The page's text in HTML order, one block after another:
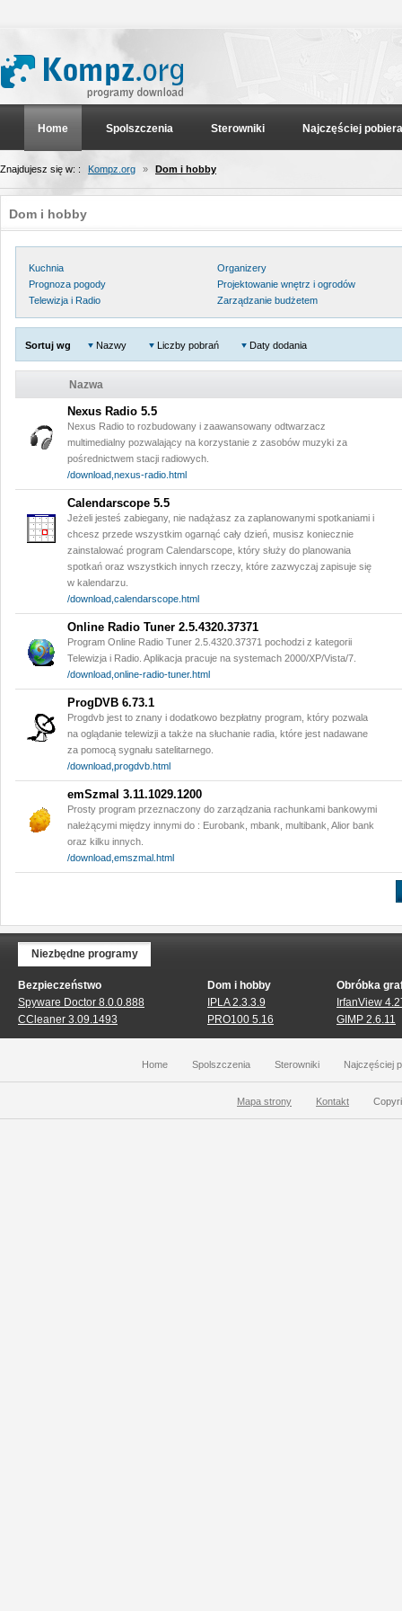
Home Spolszczenia Sterowniki Najczęściej
Znajdujesz się w: : Kompz.org » Dom i hobby
Dom i hobby
Kuchnia
Organizery
Prognoza pogody
Projektowanie wnętrz i ogrodów
Telewizja i Radio
Zarządzanie budżetem
Sortuj wg Nazwy Liczby pobrań Daty dodania
Nazwa
Nexus Radio 5.5
Nexus Radio to rozbudowany i zaawansowany odtwarzacz
multimedialny pozwalający na korzystanie z zasobów muzyki za
pośrednictwem stacji radiowych.
/download,nexus-radio.html
Calendarscope 5.5
Jeżeli jesteś zabiegany, nie nadążasz za zaplanowanymi spotkaniami i
chcesz przede wszystkim ogarnąć cały dzień, musisz koniecznie
zainstalować program Calendarscope, który służy do planowania
spotkań oraz wszystkich innych rzeczy, które zazwyczaj zapisuje się
w kalendarzu.
/download,calendarscope.html
Online Radio Tuner 2.5.4320.37371
Program Online Radio Tuner 2.5.4320.37371 pochodzi z kategorii
Telewizja i Radio. Aplikacja pracuje na systemach 2000/XP/Vista/7.
/download,online-radio-tuner.html
ProgDVB 6.73.1
Progdvb jest to znany i dodatkowo bezpłatny program, który pozwala
na oglądanie telewizji a także na słuchanie radia, które jest nadawane
za pomocą sygnału satelitarnego.
/download,progdvb.html
emSzmal 3.11.1029.1200
Prosty program przeznaczony do zarządzania rachunkami bankowymi
należącymi między innymi do : Eurobank, mbank, multibank, Alior bank
oraz kilku innych.
/download,emszmal.html
Niezbędne programy
Bezpieczeństwo
Spyware Doctor 8.0.0.888
CCleaner 3.09.1493
Dom i hobby
IPLA 2.3.3.9
PRO100 5.16
Obróbka
IrfanView
GIMP 2.6.11
Home Spolszczenia Sterowniki Najczęściej
Mapa strony Kontakt